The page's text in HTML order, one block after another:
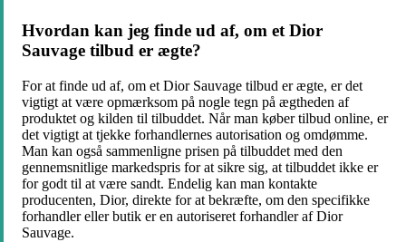
Hvordan kan jeg finde ud af, om et Dior
Sauvage tilbud er ægte?
For at finde ud af, om et Dior Sauvage tilbud er ægte, er det
vigtigt at være opmærksom på nogle tegn på ægtheden af
produktet og kilden til tilbuddet. Når man køber tilbud online, er
det vigtigt at tjekke forhandlernes autorisation og omdømme.
Man kan også sammenligne prisen på tilbuddet med den
gennemsnitlige markedspris for at sikre sig, at tilbuddet ikke er
for godt til at være sandt. Endelig kan man kontakte
producenten, Dior, direkte for at bekræfte, om den specifikke
forhandler eller butik er en autoriseret forhandler af Dior
Sauvage.